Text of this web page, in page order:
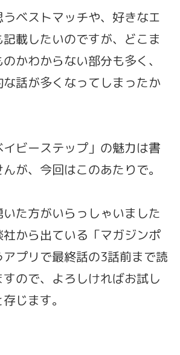
ベストマッチや、好きなエ
載したいのですが、どこま
かわからない部分も多く、
話が多くなってしまったか
ビーステップ」の魅力は書
が、今回はこのあたりで。
た方がいらっしゃいました
から出ている「マガジンポ
プリで最終話の3話前まで読
ので、よろしければお試し
じます。